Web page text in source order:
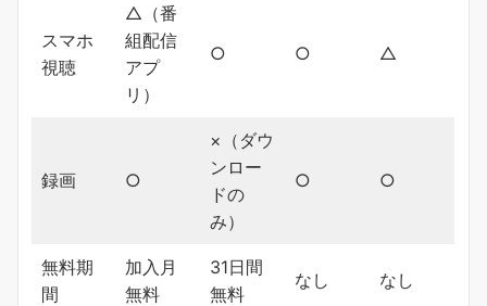
スマホ
視聴
△（番
組配信
アプ
リ）
○ ○ △
録画 ○
×（ダウ
ンロー
ドの
み）
○ ○
無料期
間
加入月
無料
31日間
無料
なし なし